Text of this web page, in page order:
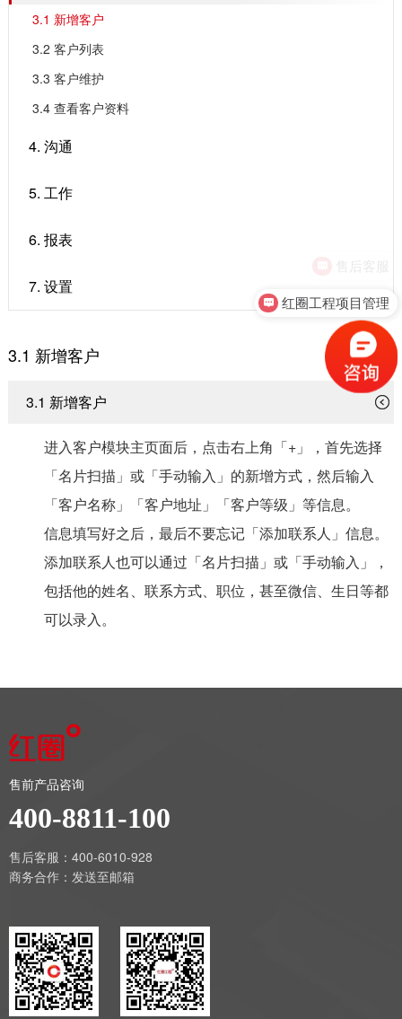
3.1 新增客户
3.2 客户列表
3.3 客户维护
3.4 查看客户资料
4. 沟通
5. 工作
6. 报表
7. 设置
3.1 新增客户
3.1 新增客户
进入客户模块主页面后，点击右上角「+」，首先选择
「名片扫描」或「手动输入」的新增方式，然后输入
「客户名称」「客户地址」「客户等级」等信息。
信息填写好之后，最后不要忘记「添加联系人」信息。
添加联系人也可以通过「名片扫描」或「手动输入」，
包括他的姓名、联系方式、职位，甚至微信、生日等都
可以录入。
售前产品咨询
400-8811-100
售后客服：400-6010-928
商务合作： 发送至邮箱
红圈工程项目管理